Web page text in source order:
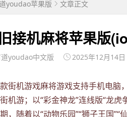
youdao苹果版 文章正文
接机麻将苹果版
youdao中文版 2025年12月14日
街机游戏麻将游戏支持手机电
机游；以“彩金神龙”连线版“龙
，随着以“动物乐园”“狮子王国”“